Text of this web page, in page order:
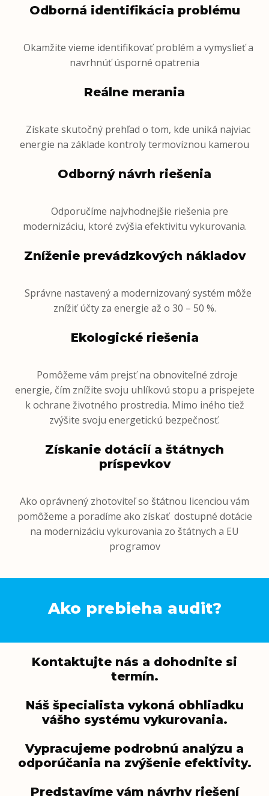
Odborná identifikácia problému
Okamžite vieme identifikovať problém a vymyslieť a
navrhnúť úsporné opatrenia
Reálne merania
Získate skutočný prehľad o tom, kde uniká najviac
energie na základe kontroly termovíznou kamerou
Odborný návrh riešenia
Odporučíme najvhodnejšie riešenia pre
modernizáciu, ktoré zvýšia efektivitu vykurovania.
Zníženie prevádzkových nákladov
Správne nastavený a modernizovaný systém môže
znížiť účty za energie až o 30 – 50 %.
Ekologické riešenia
Pomôžeme vám prejsť na obnoviteľné zdroje
energie, čím znížite svoju uhlíkovú stopu a prispejete
k ochrane životného prostredia. Mimo iného tiež
zvýšite svoju energetickú bezpečnosť.
Získanie dotácií a štátnych
príspevkov
Ako oprávnený zhotoviteľ so štátnou licenciou vám
pomôžeme a poradíme ako získať dostupné dotácie
na modernizáciu vykurovania zo štátnych a EU
programov
Ako prebieha audit?
Kontaktujte nás a dohodnite si
termín.
Náš špecialista vykoná obhliadku
vášho systému vykurovania.
Vypracujeme podrobnú analýzu a
odporúčania na zvýšenie efektivity.
Predstavíme vám návrhy riešení